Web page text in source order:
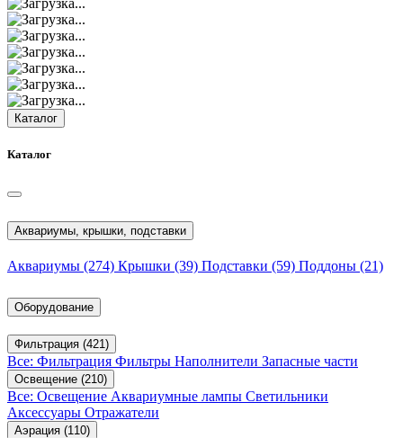
Каталог
Каталог
Аквариумы, крышки, подставки
Аквариумы (274) Крышки (39) Подставки (59) Поддоны (21)
Оборудование
Фильтрация (421)
Все: Фильтрация Фильтры Наполнители Запасные части
Освещение (210)
Все: Освещение Аквариумные лампы Светильники
Аксессуары Отражатели
Аэрация (110)